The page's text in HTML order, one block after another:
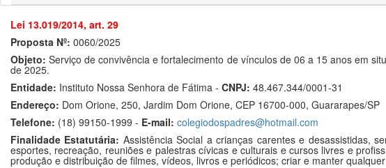
Lei 13.019/2014, art. 29
Proposta Nº: 0060/2025
Objeto: Serviço de convivência e fortalecimento de vínculos de 06 a 15 anos em
de 2025.
Entidade: Instituto Nossa Senhora de Fátima - CNPJ: 48.467.344/0001-31
Endereço: Dom Orione, 250, Jardim Dom Orione, CEP 16700-000, Guararapes/SP
Telefone: (18) 99150-1999 - E-mail: colegiodospadres@hotmail.com
Finalidade Estatutária: Assistência Social a crianças carentes e desassistidas,
esportes, recreação, reuniões e palestras cívicas e culturais e cursos livres e
produção e distribuição de filmes, vídeos, livros e periódicos; criar e manter